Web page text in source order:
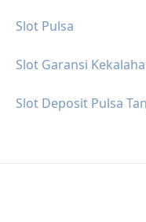
Slot Pulsa
Slot Garansi
Slot Deposit Pulsa